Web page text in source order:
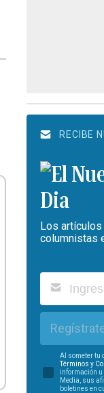
RECIBE
Los
columnistas
Al someter tu
Términos y
información u
Media, sus
boletines en